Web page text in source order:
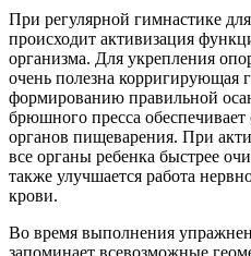
При регулярной гимнастике
происходит активизация
организма. Для укрепления
очень полезна корригирующая
формированию правильной
брюшного пресса
органов пищеварения. При
все органы ребенка быстрее
также улучшается работа
крови.
Во время выполнения